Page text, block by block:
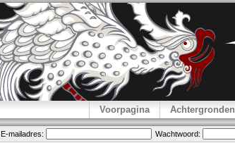
Voorpagina Achtergronden
E-mailadres: Wachtwoord: